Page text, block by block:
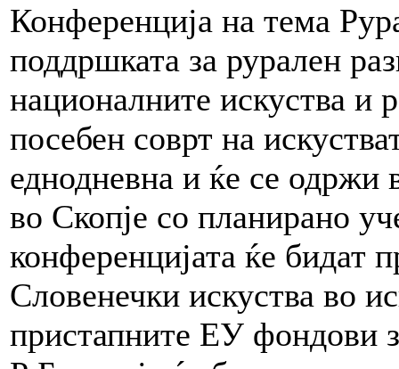
Конференција на тема
поддршката за рурален
националните искуства и
посебен соврт на
еднодневна и ќе се одржи
во Скопје со планирано
конференцијата ќе бидат
Словенечки искуства во
пристапните ЕУ фондови